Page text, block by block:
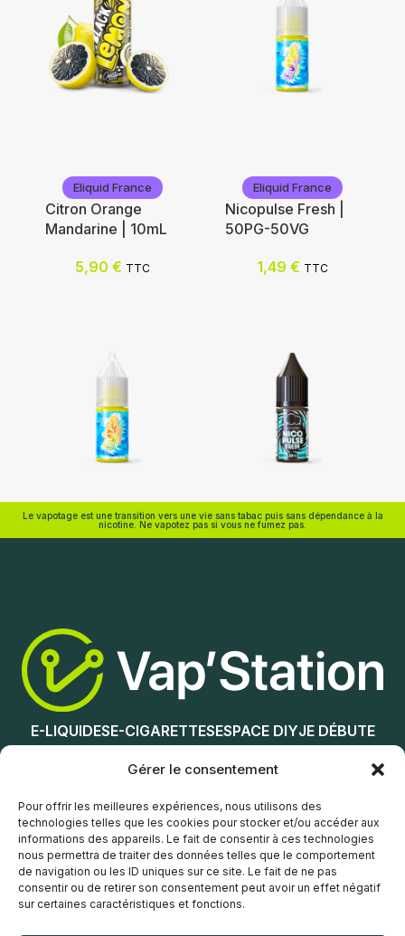
Gérer le consentement
Pour offrir les meilleures expériences, nous utilisons des
technologies telles que les cookies pour stocker et/ou accéder aux
informations des appareils. Le fait de consentir à ces technologies
nous permettra de traiter des données telles que le comportement
de navigation ou les ID uniques sur ce site. Le fait de ne pas
consentir ou de retirer son consentement peut avoir un effet négatif
sur certaines caractéristiques et fonctions.
Ajouter au panier
Choix des options
Eliquid France
Citron Orange
Mandarine | 10mL
5,90 € TTC
Nicotine (mg/mL) :
3
6
12
0
Eliquid France
Nicopulse Fresh |
50PG-50VG
1,49 € TTC
Ajouter au panier
Le vapotage est une transition vers une vie sans tabac puis sans dépendance à la
nicotine. Ne vapotez pas si vous ne fumez pas.
E-LIQUIDESE-CIGARETTESESPACE DIYJE DÉBUTE
NOS MAGASINS
Service client